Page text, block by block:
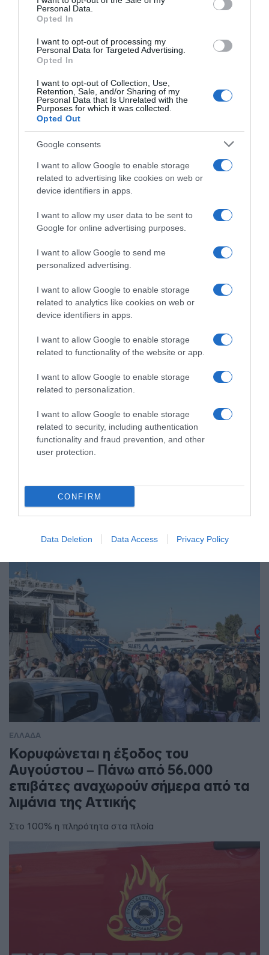
Personal Data.
Opted In
I want to opt-out of processing my
Personal Data for Targeted Advertising.
Opted In
I want to opt-out of Collection, Use,
Retention, Sale, and/or Sharing of my
Personal Data that Is Unrelated with the
Purposes for which it was collected.
Opted Out
Google consents
I want to allow Google to enable storage
related to advertising like cookies on web or
device identifiers in apps.
I want to allow my user data to be sent to
Google for online advertising purposes.
I want to allow Google to send me
personalized advertising.
I want to allow Google to enable storage
related to analytics like cookies on web or
device identifiers in apps.
I want to allow Google to enable storage
related to functionality of the website or app.
I want to allow Google to enable storage
related to personalization.
I want to allow Google to enable storage
related to security, including authentication
functionality and fraud prevention, and other
user protection.
CONFIRM
Data Deletion Data Access Privacy Policy
ΕΛΛΑΔΑ
Συναγερμός στον Λυκαβηττό:
εκκλησάκι των Αγίων Ισιδώρων
ΕΛΛΑΔΑ
Μυστράς: Με ψυχολογικά
τον νεκρό πατέρα του σε καταψύκτη
– Τι υποστηρίζει ο δικηγόρος του
αναστολή
ΕΛΛΑΔΑ
Κορυφώνεται η έξοδος του
Αυγούστου – Πάνω από 56.000
επιβάτες αναχωρούν σήμερα από τα
λιμάνια της Αττικής
Στο 100% η πληρότητα στα πλοία